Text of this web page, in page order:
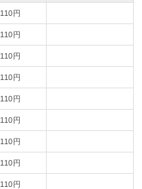
110円
110円
110円
110円
110円
110円
110円
110円
110円